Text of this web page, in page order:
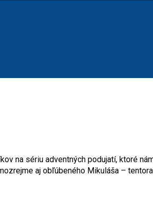
na sériu adventných podujatí, ktoré
aj obľúbeného Mikuláša –